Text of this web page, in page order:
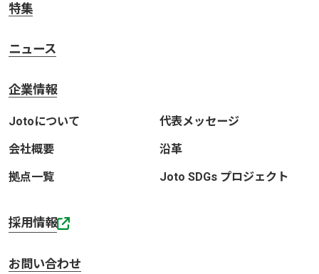
特集
ニュース
企業情報
Jotoについて 代表メッセージ
会社概要 沿革
拠点一覧 Joto SDGs プロジェクト
採用情報
お問い合わせ